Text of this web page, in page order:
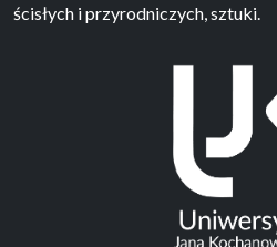
ścisłych i przyrodniczych, sztuki.